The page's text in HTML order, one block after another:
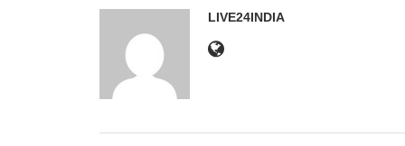
LIVE24INDIA